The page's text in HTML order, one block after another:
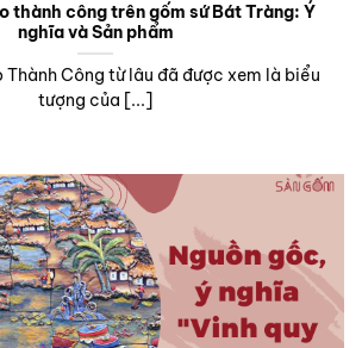
thành công trên gốm sứ Bát Tràng: Ý
nghĩa và Sản phẩm
Công từ lâu đã được xem là biểu
tượng của [...]